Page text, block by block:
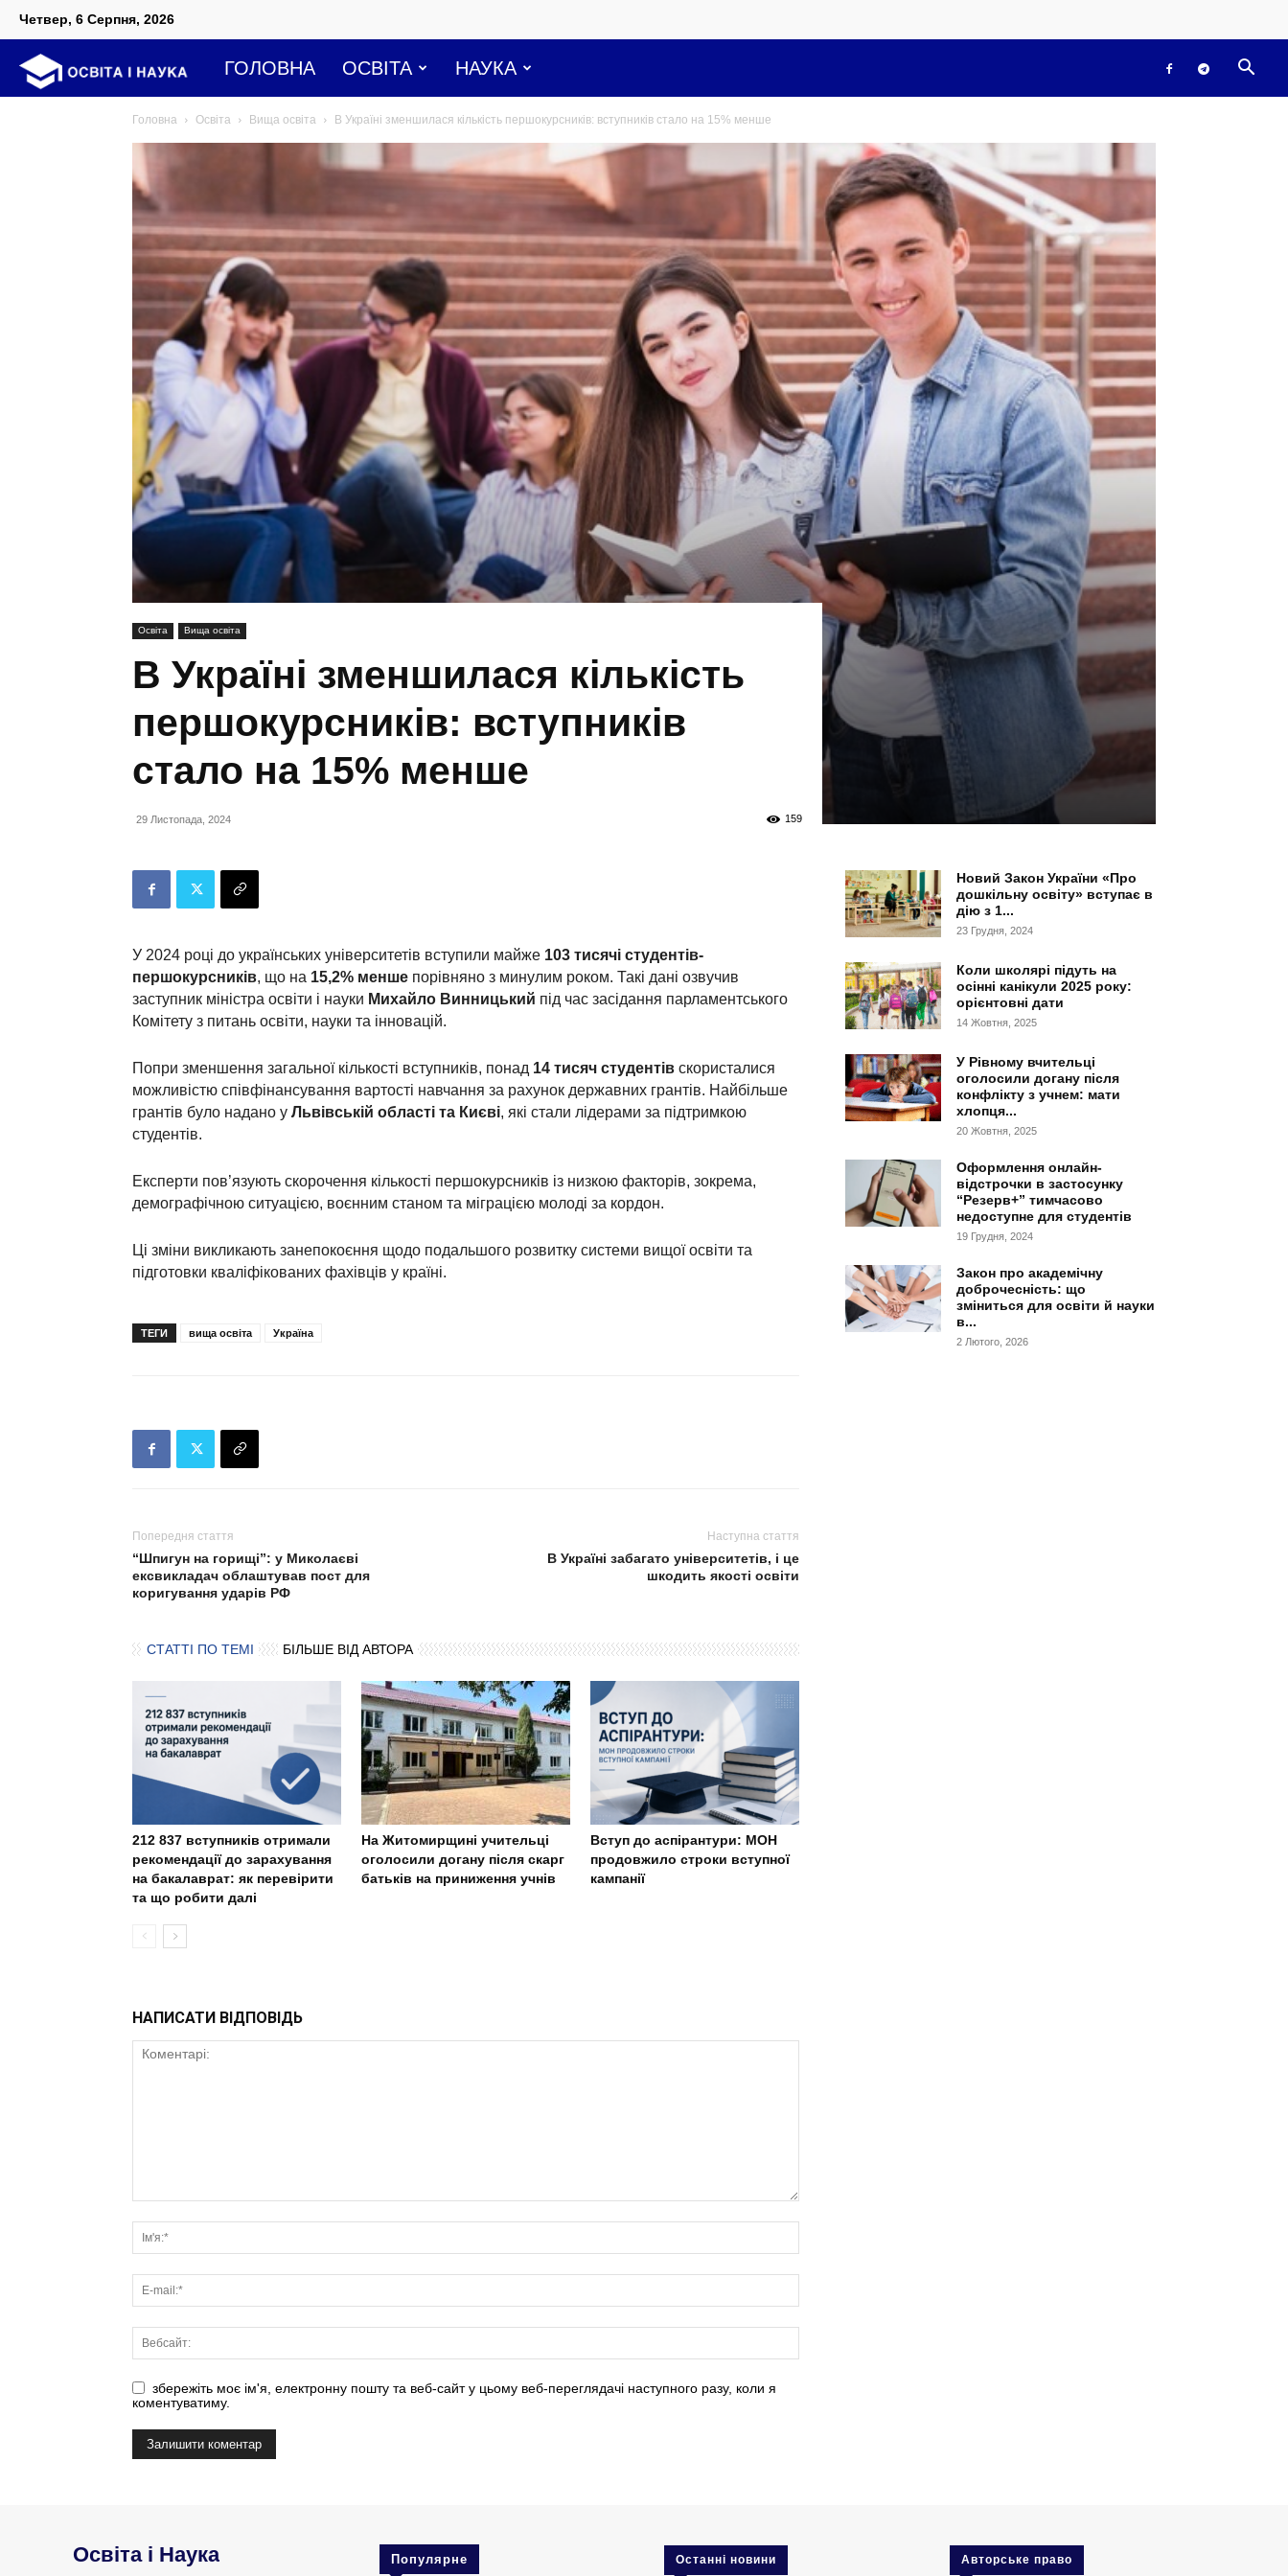
Четвер, 6 Серпня, 2026
Освіта
і
ГОЛОВНА ОСВІТА НАУКА
Головна Освіта Вища освіта В Україні зменшилася кількість першокурсників: вступників стало на 15% менше
Освіта Вища освіта
В Україні зменшилася кількість
першокурсників: вступників
стало на 15% менше
29 Листопада, 2024 159
У 2024 році до українських університетів вступили майже 103 тисячі студентів-
першокурсників, що на 15,2% менше порівняно з минулим роком. Такі дані озвучив
заступник міністра освіти і науки Михайло Винницький під час засідання парламентського
Комітету з питань освіти, науки та інновацій.
Попри зменшення загальної кількості вступників, понад 14 тисяч студентів скористалися
можливістю співфінансування вартості навчання за рахунок державних грантів. Найбільше
грантів було надано у Львівській області та Києві, які стали лідерами за підтримкою
студентів.
Експерти пов’язують скорочення кількості першокурсників із низкою факторів, зокрема,
демографічною ситуацією, воєнним станом та міграцією молоді за кордон.
Ці зміни викликають занепокоєння щодо подальшого розвитку системи вищої освіти та
підготовки кваліфікованих фахівців у країні.
ТЕГИ вища освіта Україна
Попередня стаття
“Шпигун на горищі”: у Миколаєві
ексвикладач облаштував пост для
коригування ударів РФ
Наступна стаття
В Україні забагато університетів, і це
шкодить якості освіти
СТАТТІ ПО ТЕМІ БІЛЬШЕ ВІД АВТОРА
212 837 вступників отримали
рекомендації до зарахування
на бакалаврат: як перевірити
та що робити далі
На Житомирщині учительці
оголосили догану після скарг
батьків на приниження учнів
Вступ до аспірантури: МОН
продовжило строки вступної
кампанії
НАПИСАТИ ВІДПОВІДЬ
збережіть моє ім'я, електронну пошту та веб-сайт у цьому веб-переглядачі наступного разу, коли я
коментуватиму.
Новий Закон України «Про
дошкільну освіту» вступає в
дію з 1...
23 Грудня, 2024
Коли школярі підуть на
осінні канікули 2025 року:
орієнтовні дати
14 Жовтня, 2025
У Рівному вчительці
оголосили догану після
конфлікту з учнем: мати
хлопця...
20 Жовтня, 2025
Оформлення онлайн-
відстрочки в застосунку
“Резерв+” тимчасово
недоступне для студентів
19 Грудня, 2024
Закон про академічну
доброчесність: що
зміниться для освіти й науки
в...
2 Лютого, 2026
Освіта і Наука Популярне Останні новини Авторське право